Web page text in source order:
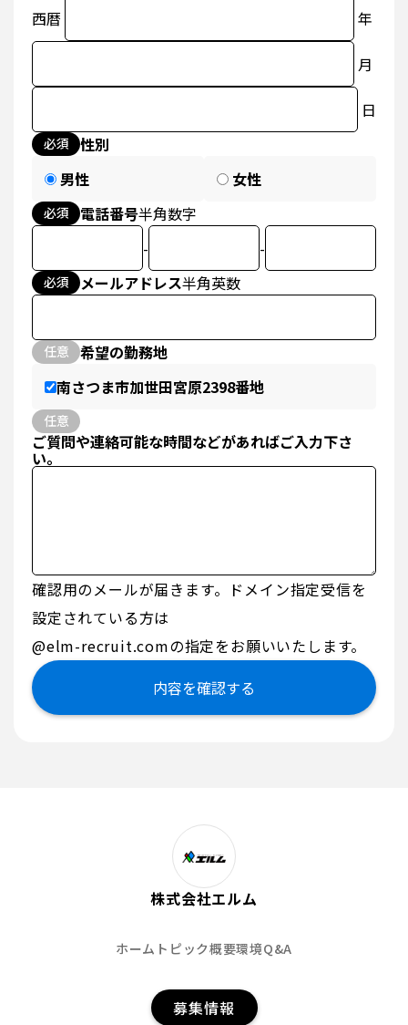
西暦
年
月
日
必須
性別
男性
女性
必須 電話番号半角数字
-
-
必須 メールアドレス半角英数
任意
希望の勤務地
南さつま市加世田宮原2398番地
任意
ご質問や連絡可能な時間などがあればご入力下さ
い。
確認用のメールが届きます。ドメイン指定受信を
設定されている方は
@elm-recruit.comの指定をお願いいたします。
株式会社エルム
ホーム トピック概要環境Q&A
募集情報